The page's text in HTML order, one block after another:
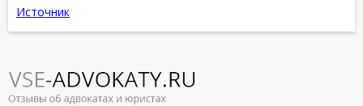
Источник